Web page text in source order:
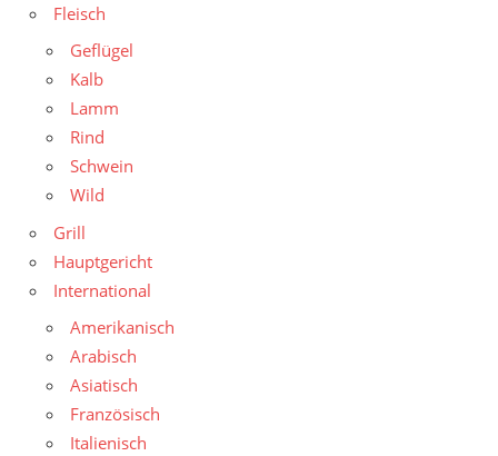
Fleisch
Geflügel
Kalb
Lamm
Rind
Schwein
Wild
Grill
Hauptgericht
International
Amerikanisch
Arabisch
Asiatisch
Französisch
Italienisch